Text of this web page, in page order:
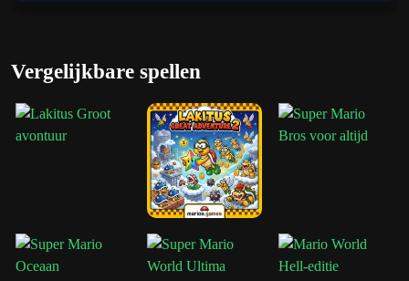
Vergelijkbare spellen